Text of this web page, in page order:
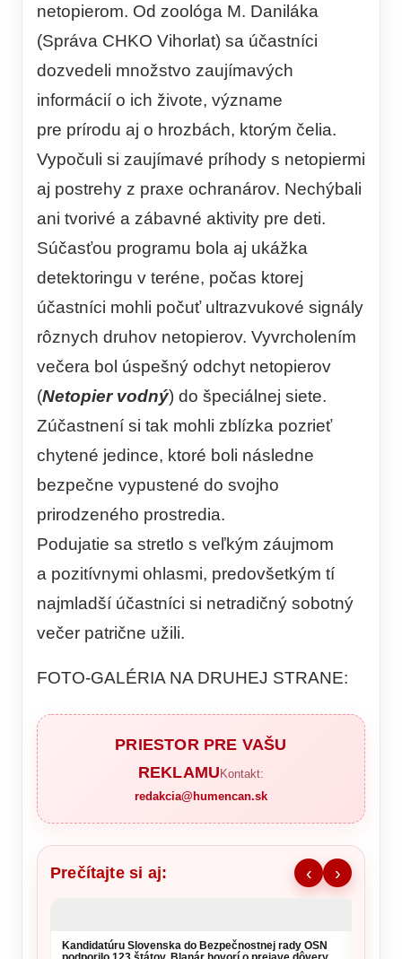
netopierom. Od zoológa M. Daniláka
(Správa CHKO Vihorlat) sa účastníci
dozvedeli množstvo zaujímavých
informácií o ich živote, význame
pre prírodu aj o hrozbách, ktorým čelia.
Vypočuli si zaujímavé príhody s netopiermi
aj postrehy z praxe ochranárov. Nechýbali
ani tvorivé a zábavné aktivity pre deti.
Súčasťou programu bola aj ukážka
detektoringu v teréne, počas ktorej
účastníci mohli počuť ultrazvukové signály
rôznych druhov netopierov. Vyvrcholením
večera bol úspešný odchyt netopierov
(Netopier vodný) do špeciálnej siete.
Zúčastnení si tak mohli zblízka pozrieť
chytené jedince, ktoré boli následne
bezpečne vypustené do svojho
prirodzeného prostredia.
Podujatie sa stretlo s veľkým záujmom
a pozitívnymi ohlasmi, predovšetkým tí
najmladší účastníci si netradičný sobotný
večer patrične užili.
FOTO-GALÉRIA NA DRUHEJ STRANE:
PRIESTOR PRE VAŠU
REKLAMU Kontakt:
redakcia@humencan.sk
Prečítajte si aj: ‹ ›
Kandidatúru Slovenska do Bezpečnostnej rady OSN